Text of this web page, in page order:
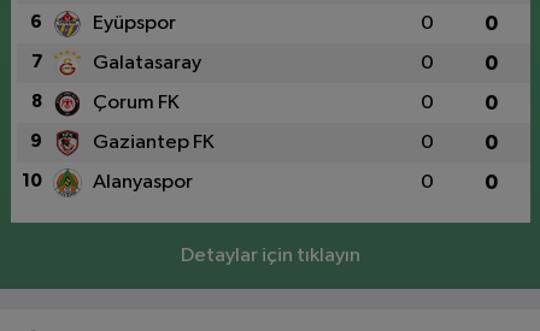
6 Eyüpspor 0 0
7 Galatasaray 0 0
8 Çorum FK 0 0
9 Gaziantep FK 0 0
10 Alanyaspor 0 0
Detaylar için tıklayın